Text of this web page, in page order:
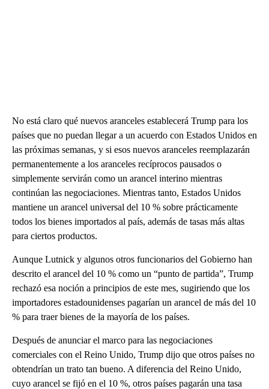
No está claro qué nuevos aranceles establecerá Trump para los
países que no puedan llegar a un acuerdo con Estados Unidos en
las próximas semanas, y si esos nuevos aranceles reemplazarán
permanentemente a los aranceles recíprocos pausados o
simplemente servirán como un arancel interino mientras
continúan las negociaciones. Mientras tanto, Estados Unidos
mantiene un arancel universal del 10 % sobre prácticamente
todos los bienes importados al país, además de tasas más altas
para ciertos productos.
Aunque Lutnick y algunos otros funcionarios del Gobierno han
descrito el arancel del 10 % como un “punto de partida”, Trump
rechazó esa noción a principios de este mes, sugiriendo que los
importadores estadounidenses pagarían un arancel de más del 10
% para traer bienes de la mayoría de los países.
Después de anunciar el marco para las negociaciones
comerciales con el Reino Unido, Trump dijo que otros países no
obtendrían un trato tan bueno. A diferencia del Reino Unido,
cuyo arancel se fijó en el 10 %, otros países pagarán una tasa